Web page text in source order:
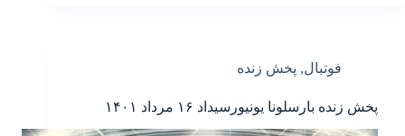
فوتبال, پخش زنده
پخش زنده بارسلونا یونیورسیداد ۱۶ مرداد ۱۴۰۱